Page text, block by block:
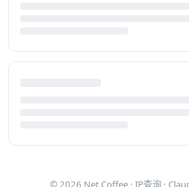
© 2026 Net.Coffee · IP查询 ·